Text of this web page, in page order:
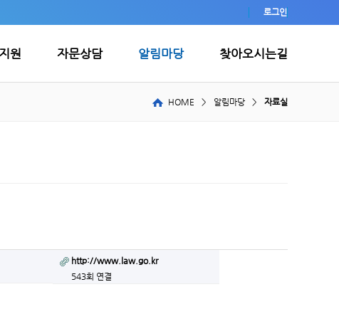
로그인
원 자문상담 알림마당 찾아오시는길
HOME > 알림마당 > 자료실
http://www.law.go.kr
543회 연결